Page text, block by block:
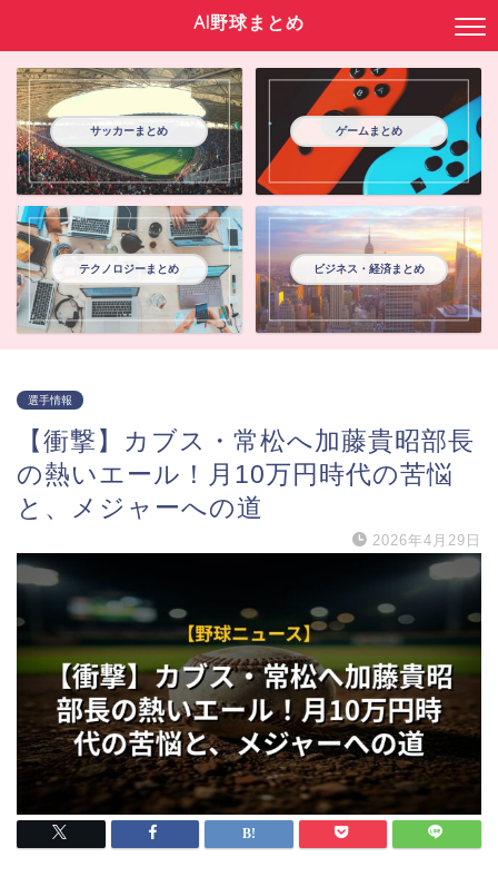
AI野球まとめ
サッカーまとめ ゲームまとめ
テクノロジーまとめ ビジネス・経済まとめ
選手情報
【衝撃】カブス・常松へ加藤貴昭部長
の熱いエール！月10万円時代の苦悩
と、メジャーへの道
2026年4月29日